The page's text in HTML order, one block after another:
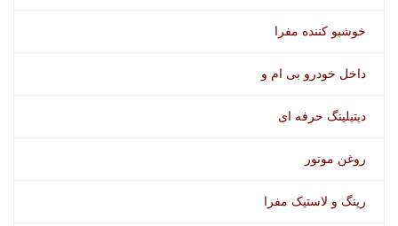
خوشبو کننده مفرا
داخل خودرو بی ام و
دیتیلینگ حرفه ای
روغن موتور
رینگ و لاستیک مفرا